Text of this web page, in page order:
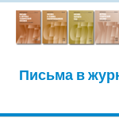
Письма в